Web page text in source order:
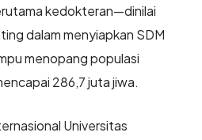
kedokteran—dinilai
dalam menyiapkan SDM
menopang populasi
286,7 juta jiwa.
Universitas